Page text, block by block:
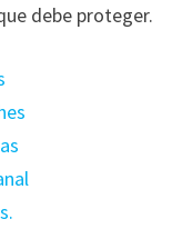
debe proteger.